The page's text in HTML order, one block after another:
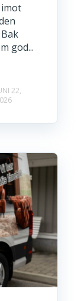
god...
22,